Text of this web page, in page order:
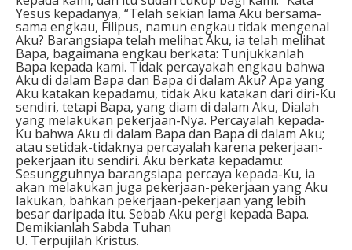
Yesus kepadanya, “Telah sekian lama Aku bersama-
sama engkau, Filipus, namun engkau tidak mengenal
Aku? Barangsiapa telah melihat Aku, ia telah melihat
Bapa, bagaimana engkau berkata: Tunjukkanlah
Bapa kepada kami. Tidak percayakah engkau bahwa
Aku di dalam Bapa dan Bapa di dalam Aku? Apa yang
Aku katakan kepadamu, tidak Aku katakan dari diri-Ku
sendiri, tetapi Bapa, yang diam di dalam Aku, Dialah
yang melakukan pekerjaan-Nya. Percayalah kepada-
Ku bahwa Aku di dalam Bapa dan Bapa di dalam Aku;
atau setidak-tidaknya percayalah karena pekerjaan-
pekerjaan itu sendiri. Aku berkata kepadamu:
Sesungguhnya barangsiapa percaya kepada-Ku, ia
akan melakukan juga pekerjaan-pekerjaan yang Aku
lakukan, bahkan pekerjaan-pekerjaan yang lebih
besar daripada itu. Sebab Aku pergi kepada Bapa.
Demikianlah Sabda Tuhan
U. Terpujilah Kristus.